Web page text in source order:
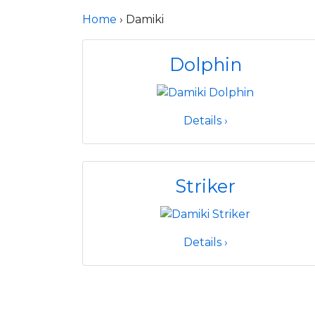
Home › Damiki
Dolphin
Details ›
Striker
Details ›